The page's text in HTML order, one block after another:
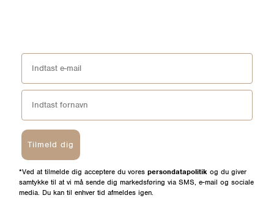
Tilmeld dig
*Ved at tilmelde dig acceptere du vores persondatapolitik og du giver
samtykke til at vi må sende dig markedsføring via SMS, e-mail og sociale
media. Du kan til enhver tid afmeldes igen.